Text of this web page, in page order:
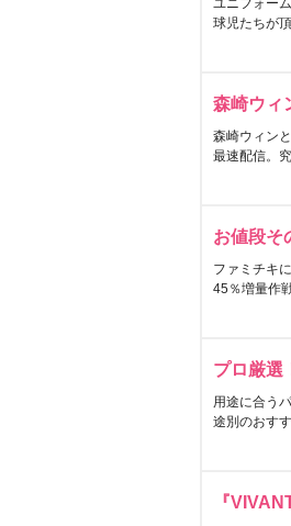
ユニフォー
球児たちが
森崎ウィ
森崎ウィン
最速配信。
お値段そ
ファミチキ
45％増量作
プロ厳選
用途に合う
途別のおす
『